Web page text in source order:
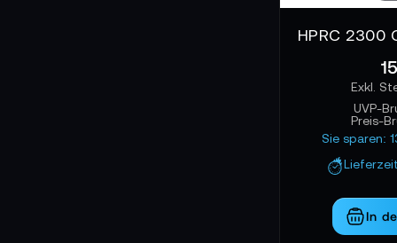
UVP-
Preis-
Sie sparen:
In